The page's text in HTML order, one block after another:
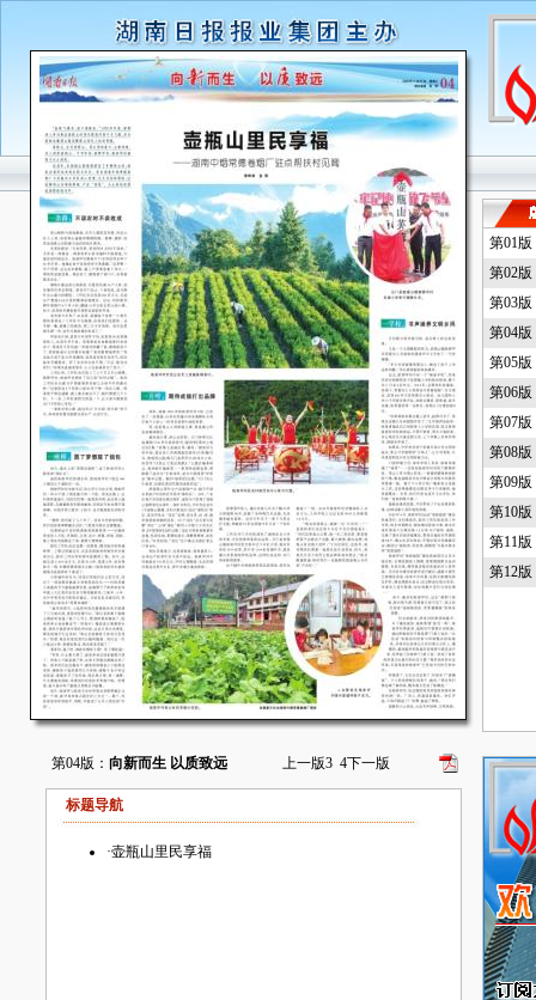
第04版： 向新而生 以质致远 上一版3 4下一版
标题导航
·壶瓶山里民享福
第01
第02
第03
第04
第05
第06
第07
第08
第09
第10
第11
第12